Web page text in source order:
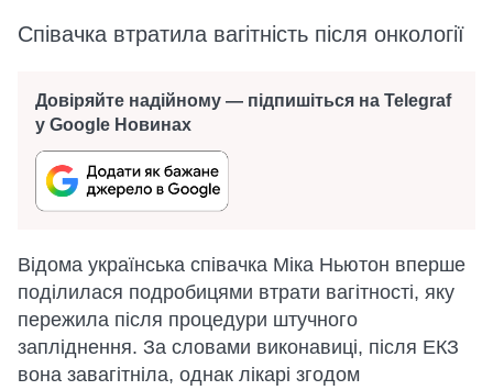
Співачка втратила вагітність після онкології
Довіряйте надійному — підпишіться на Telegraf
у Google Новинах
Відома українська співачка Міка Ньютон вперше
поділилася подробицями втрати вагітності, яку
пережила після процедури штучного
запліднення. За словами виконавиці, після ЕКЗ
вона завагітніла, однак лікарі згодом